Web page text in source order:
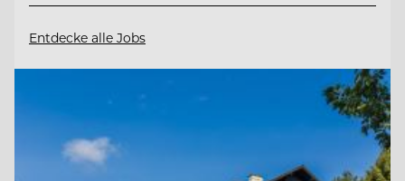
Entdecke alle Jobs